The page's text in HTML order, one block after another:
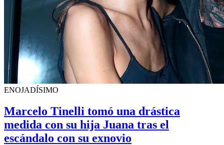
ENOJADÍSIMO
Marcelo Tinelli tomó una drástica
medida con su hija Juana tras el
escándalo con su exnovio